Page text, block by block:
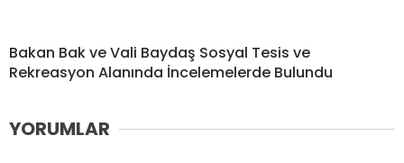
Bakan Bak ve Vali Baydaş Sosyal Tesis ve
Rekreasyon Alanında İncelemelerde Bulundu
YORUMLAR